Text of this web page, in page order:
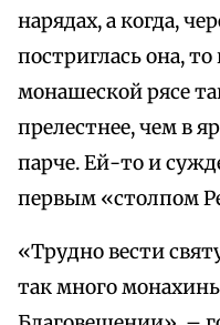
нарядах, а когда,
постриглась она,
монашеской рясе
прелестнее, чем в
парче. Ей-то и
первым «столпом
«Трудно вести
так много